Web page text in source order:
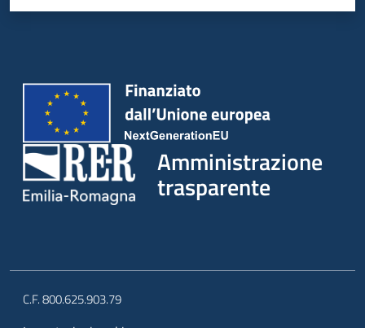
Amministrazione
trasparente
C.F. 800.625.903.79